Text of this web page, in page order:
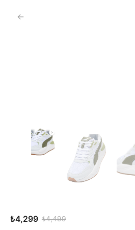
₺4,499
Orijinal
₺4,299
Şu